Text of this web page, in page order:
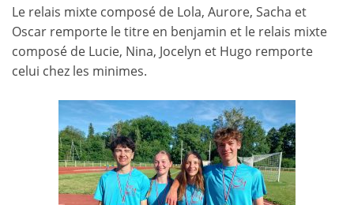
Le relais mixte composé de Lola, Aurore, Sacha et
Oscar remporte le titre en benjamin et le relais mixte
composé de Lucie, Nina, Jocelyn et Hugo remporte
celui chez les minimes.